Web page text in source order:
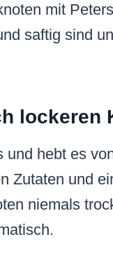
mit
saftig sind
lockeren
hebt es
Zutaten und
niemals